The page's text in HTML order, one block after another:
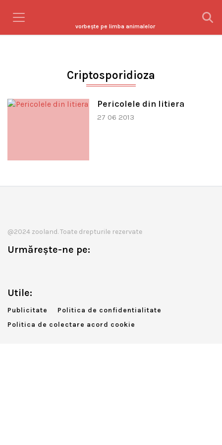
vorbeşte pe limba animalelor
Criptosporidioza
Pericolele din litiera
27 06 2013
@2024 zooland. Toate drepturile rezervate
Urmărește-ne pe:
Utile:
Publicitate
Politica de confidentialitate
Politica de colectare acord cookie